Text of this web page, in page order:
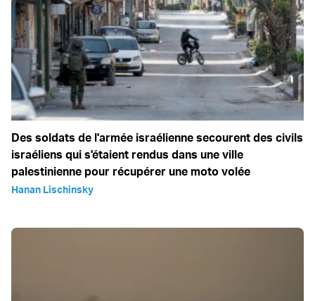
Des soldats de l'armée israélienne secourent des civils
israéliens qui s'étaient rendus dans une ville
palestinienne pour récupérer une moto volée
Hanan Lischinsky